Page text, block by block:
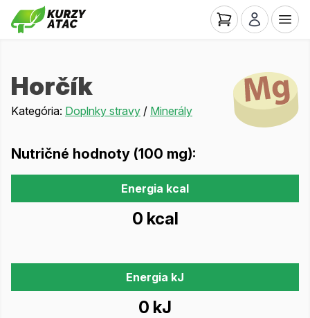
Horčík
Kategória: Doplnky stravy / Minerály
Nutričné hodnoty (100 mg):
Energia kcal
0 kcal
Energia kJ
0 kJ